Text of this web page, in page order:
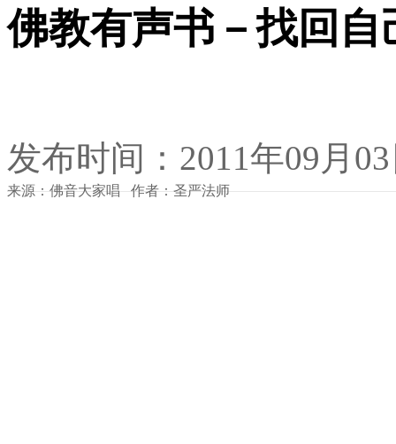
佛教有声书－找回
发布时间：2011年09月
来源：佛音大家唱 作者：圣严法师